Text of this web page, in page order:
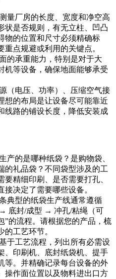
量厂房的长度、宽度和净空高
状是否规则，有无立柱、凹凸
物的位置和尺寸必须精确标
点规避或利用的关键点。
的承重能力，特别是对于大
机等设备，确保地面能够承受
（电压、功率）、压缩空气接
想的布局是让设备尽可能靠近
线路的铺设长度，降低安装成
产的是哪种纸袋？是购物袋、
的礼品袋？不同袋型涉及的工
精细印刷、是否需要打孔、
决定了需要哪些设备。
典型的纸袋生产线通常遵循
底封/成型 → 冲孔/粘绳（可
的流程。请根据您的产品，梳
工艺环节。
于工艺流程，列出所有必需设
、印刷机、底封纸袋机、提手
等。并精确记录每台设备的外
操作面位置以及物料进出口方